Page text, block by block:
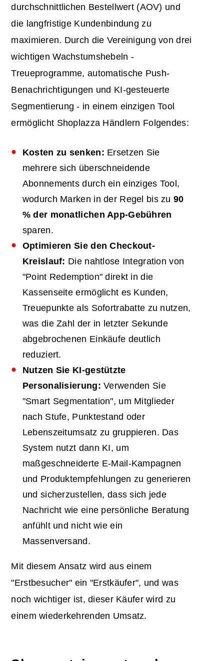
durchschnittlichen Bestellwert (AOV) und
die langfristige Kundenbindung zu
maximieren. Durch die Vereinigung von drei
wichtigen Wachstumshebeln -
Treueprogramme, automatische Push-
Benachrichtigungen und KI-gesteuerte
Segmentierung - in einem einzigen Tool
ermöglicht Shoplazza Händlern Folgendes:
Kosten zu senken: Ersetzen Sie
mehrere sich überschneidende
Abonnements durch ein einziges Tool,
wodurch Marken in der Regel bis zu 90
% der monatlichen App-Gebühren
sparen.
Optimieren Sie den Checkout-
Kreislauf: Die nahtlose Integration von
"Point Redemption" direkt in die
Kassenseite ermöglicht es Kunden,
Treuepunkte als Sofortrabatte zu nutzen,
was die Zahl der in letzter Sekunde
abgebrochenen Einkäufe deutlich
reduziert.
Nutzen Sie KI-gestützte
Personalisierung: Verwenden Sie
"Smart Segmentation", um Mitglieder
nach Stufe, Punktestand oder
Lebenszeitumsatz zu gruppieren. Das
System nutzt dann KI, um
maßgeschneiderte E-Mail-Kampagnen
und Produktempfehlungen zu generieren
und sicherzustellen, dass sich jede
Nachricht wie eine persönliche Beratung
anfühlt und nicht wie ein
Massenversand.
Mit diesem Ansatz wird aus einem
"Erstbesucher" ein "Erstkäufer", und was
noch wichtiger ist, dieser Käufer wird zu
einem wiederkehrenden Umsatz.